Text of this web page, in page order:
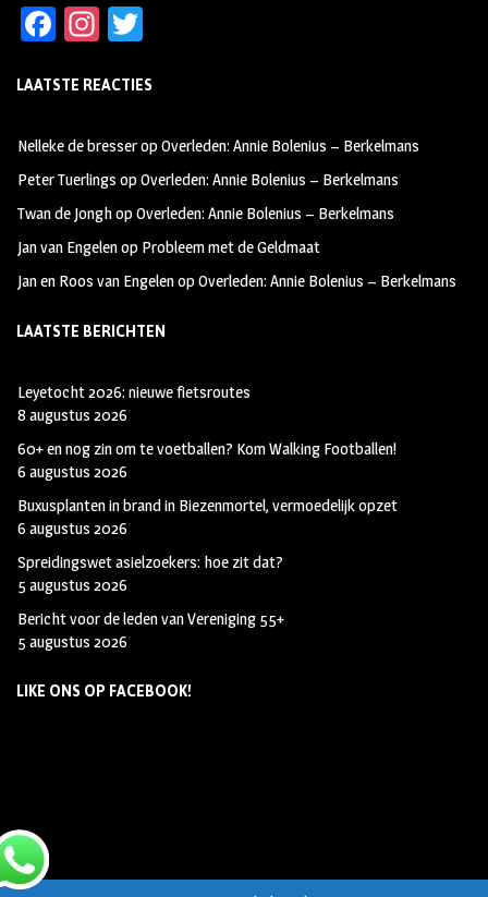
Fa
b
oo
k
In
ag
m
tt
LAATSTE REACTIES
Nelleke de bresseropOverleden: Annie Bolenius – Berkelmans
Peter Tuerlings opOverleden: Annie Bolenius – Berkelmans
Twan de JonghopOverleden: Annie Bolenius – Berkelmans
Jan van Engelenop Probleem met de Geldmaat
Jan en Roos van EngelenopOverleden: Annie Bolenius – Berkelmans
LAATSTE BERICHTEN
Leyetocht 2026: nieuwe fietsroutes
8 augustus 2026
60+ en nog zin om te voetballen? Kom Walking Footballen!
6 augustus 2026
Buxusplanten in brand in Biezenmortel, vermoedelijk opzet
6 augustus 2026
Spreidingswet asielzoekers: hoe zit dat?
5 augustus 2026
Bericht voor de leden van Vereniging 55+
5 augustus 2026
LIKE ONS OP FACEBOOK!